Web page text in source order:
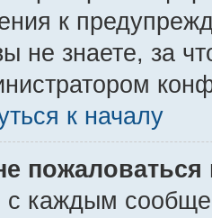
к
не знаете, за
к началу
каждым